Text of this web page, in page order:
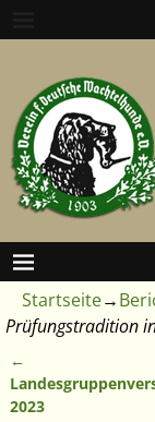
Startseite→
Prüfungstradition
←
2023